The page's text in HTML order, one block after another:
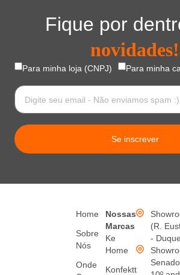
Fique por
novidades!
Para minha loja (CNPJ) Para minha
Se inscrever
Home
Sobre
Nós
Onde
Nossas
Marcas
Ke
Home
Konfektt
(R.
-